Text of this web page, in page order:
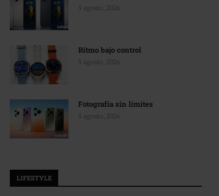
5 agosto, 2026
Ritmo bajo control
5 agosto, 2026
Fotografía sin límites
5 agosto, 2026
LIFESTYLE